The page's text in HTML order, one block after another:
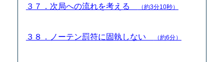
３７．次局への流れを考える （約3分10秒）
３８．ノーテン罰符に固執しない （約6分）